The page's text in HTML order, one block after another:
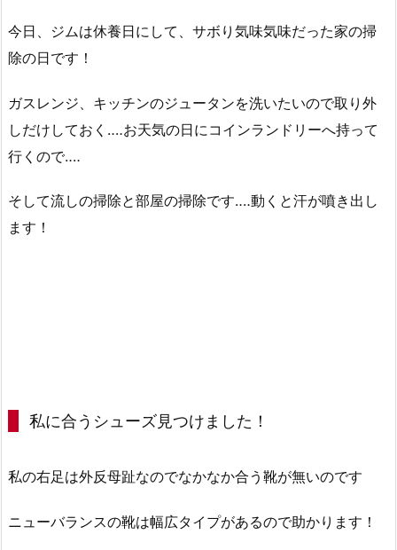
今日、ジムは休養日にして、サボり気味気味だった家の掃
除の日です！
ガスレンジ、キッチンのジュータンを洗いたいので取り外
しだけしておく‥‥お天気の日にコインランドリーへ持って
行くので‥‥
そして流しの掃除と部屋の掃除です‥‥動くと汗が噴き出し
ます！
私に合うシューズ見つけました！
私の右足は外反母趾なのでなかなか合う靴が無いのです
ニューバランスの靴は幅広タイプがあるので助かります！